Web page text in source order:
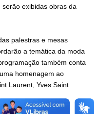
exibidas obras da
palestras e mesas
a temática da moda
também conta
homenagem ao
Laurent, Yves Saint